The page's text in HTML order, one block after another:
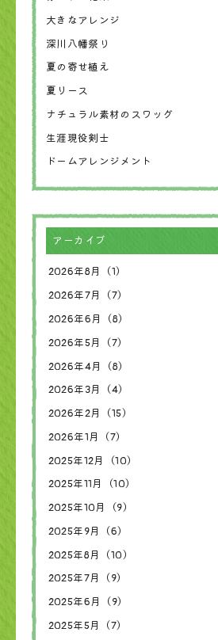
大きなアレンジ
深川八幡祭り
夏の寄せ植え
夏リース
ナチュラル素材のスワッグ
生涯現役剣士
ドームアレンジメント
アーカイブ
2026年8月（1）
2026年7月（7）
2026年6月（8）
2026年5月（7）
2026年4月（8）
2026年3月（4）
2026年2月（15）
2026年1月（7）
2025年12月（10）
2025年11月（10）
2025年10月（9）
2025年9月（6）
2025年8月（10）
2025年7月（9）
2025年6月（9）
2025年5月（7）